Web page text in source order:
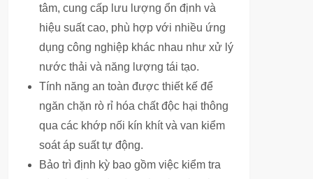
tâm, cung cấp lưu lượng ổn định và
hiệu suất cao, phù hợp với nhiều ứng
dụng công nghiệp khác nhau như xử lý
nước thải và năng lượng tái tạo.
Tính năng an toàn được thiết kế để
ngăn chặn rò rỉ hóa chất độc hại thông
qua các khớp nối kín khít và van kiểm
soát áp suất tự động.
Bảo trì định kỳ bao gồm việc kiểm tra